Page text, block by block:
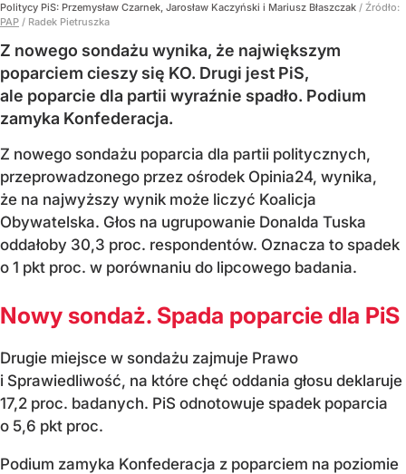
Politycy PiS: Przemysław Czarnek, Jarosław Kaczyński i Mariusz Błaszczak / Źródło:
PAP / Radek Pietruszka
Z nowego sondażu wynika, że największym
poparciem cieszy się KO. Drugi jest PiS,
ale poparcie dla partii wyraźnie spadło. Podium
zamyka Konfederacja.
Z nowego sondażu poparcia dla partii politycznych,
przeprowadzonego przez ośrodek Opinia24, wynika,
że na najwyższy wynik może liczyć Koalicja
Obywatelska. Głos na ugrupowanie Donalda Tuska
oddałoby 30,3 proc. respondentów. Oznacza to spadek
o 1 pkt proc. w porównaniu do lipcowego badania.
Nowy sondaż. Spada poparcie dla PiS
Drugie miejsce w sondażu zajmuje Prawo
i Sprawiedliwość, na które chęć oddania głosu deklaruje
17,2 proc. badanych. PiS odnotowuje spadek poparcia
o 5,6 pkt proc.
Podium zamyka Konfederacja z poparciem na poziomie